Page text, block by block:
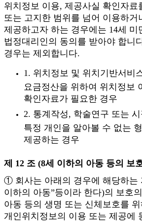
위치정보 이용, 제공사실 확인자료
또는 고지한 범위를 넘어 이용하거
제공하고자 하는 경우에는 14세 미
법정대리인의 동의를 받아야 합니
경우는 제외합니다.
1. 위치정보 및 위치기반서비
요금정산을 위하여 위치정보
확인자료가 필요한 경우
2. 통계작성, 학술연구 또는
특정 개인을 알아볼 수 없는
제공하는 경우
제 12 조 (8세 이하의 아동 등의 보
① 회사는 아래의 경우에 해당하는
이하의 아동”등이라 한다)의 보호
아동 등의 생명 또는 신체보호를 위
개인위치정보의 이용 또는 제공에